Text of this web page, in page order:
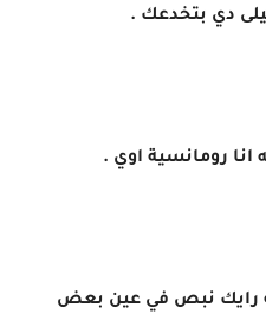
دي بتخدعك .
انا رومانسية اوي .
رايك نبص في عين بعض